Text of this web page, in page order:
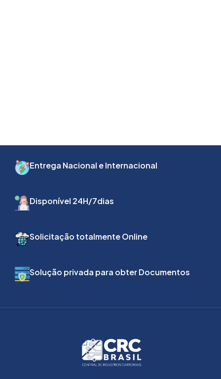
Entrega Nacional e Internacional
Disponível 24H/7dias
Solicitação totalmente Online
Solução privada para obter Documentos